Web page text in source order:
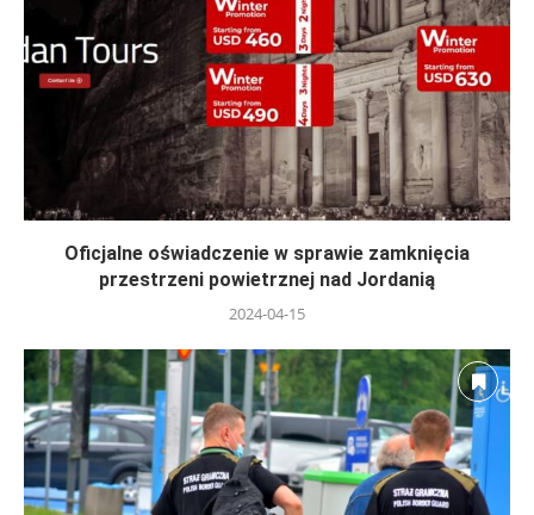
Oficjalne oświadczenie w sprawie zamknięcia
przestrzeni powietrznej nad Jordanią
2024-04-15